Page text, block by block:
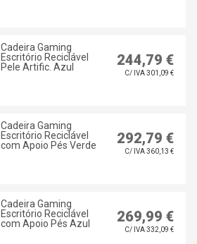
Cadeira Gaming
Escritório Reciclável
Pele Artific. Azul
244,79 €
C/ IVA 301,09 €
Cadeira Gaming
Escritório Reciclável
com Apoio Pés Verde
292,79 €
C/ IVA 360,13 €
Cadeira Gaming
Escritório Reciclável
com Apoio Pés Azul
269,99 €
C/ IVA 332,09 €